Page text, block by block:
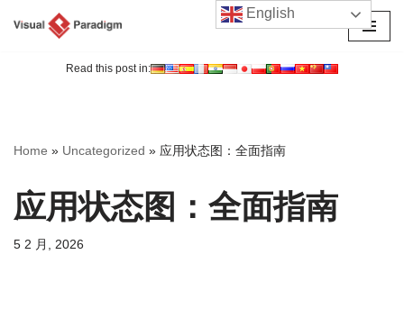
Read this post in:
Home » Uncategorized » 应用状态图：全面指南
应用状态图：全面指南
5 2 月, 2026
English